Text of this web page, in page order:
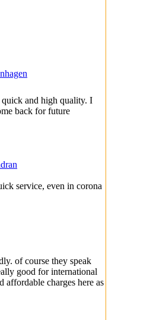
and high quality. I
back for future
service, even in corona
of course they speak
good for international
affordable charges here as